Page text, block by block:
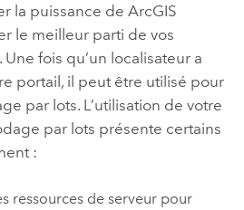
la puissance de ArcGIS
le meilleur parti de vos
fois qu’un localisateur a
portail, il peut être utilisé pour
par lots. L’utilisation de votre
par lots présente certains
:
ressources de serveur pour